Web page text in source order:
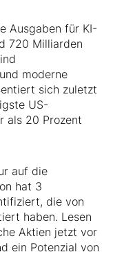
Ausgaben für KI-
720 Milliarden
moderne
sich zuletzt
US-
als 20 Prozent
auf die
hat 3
die von
haben. Lesen
Aktien jetzt vor
ein Potenzial von